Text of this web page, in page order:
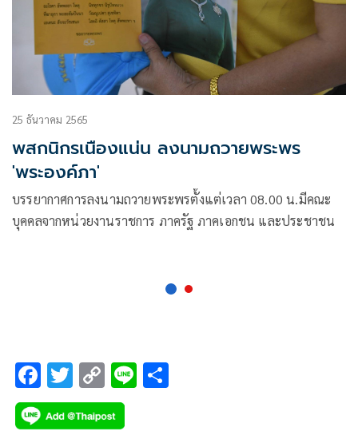
25 ธันวาคม 2565
พสกนิกรเนืองแน่น ลงนามถวายพระพร
'พระองค์ภา'
บรรยากาศการลงนามถวายพระพรตั้งแต่เวลา 08.00 น.มีคณะ
บุคคลจากหน่วยงานราชการ ภาครัฐ ภาคเอกชน และประชาชน
F
ac
e
T
wi
tt
C
o
p
Li